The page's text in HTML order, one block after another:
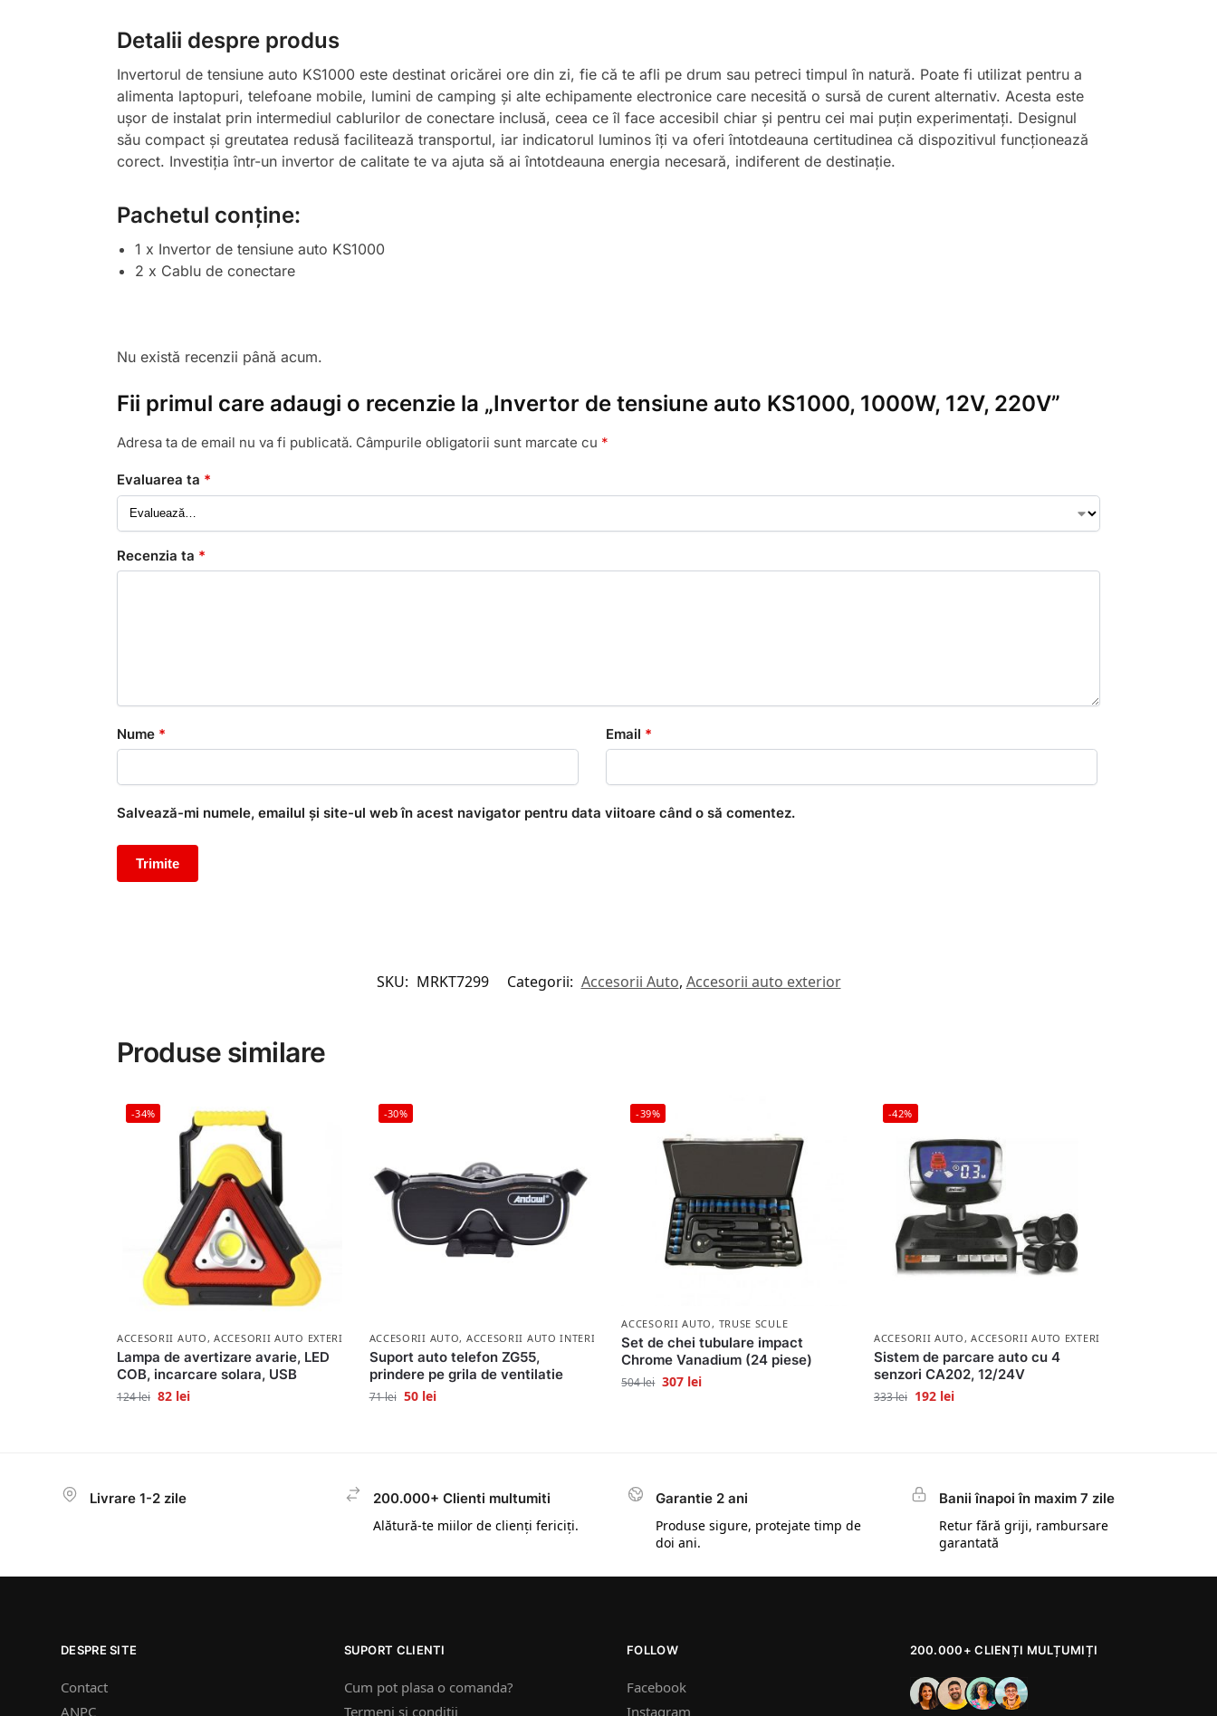
Detalii despre produs
Invertorul de tensiune auto KS1000 este destinat oricărei ore din zi, fie că te afli pe drum sau petreci timpul în natură. Poate fi utilizat pentru a
alimenta laptopuri, telefoane mobile, lumini de camping și alte echipamente electronice care necesită o sursă de curent alternativ. Acesta este
ușor de instalat prin intermediul cablurilor de conectare inclusă, ceea ce îl face accesibil chiar și pentru cei mai puțin experimentați. Designul
său compact și greutatea redusă facilitează transportul, iar indicatorul luminos îți va oferi întotdeauna certitudinea că dispozitivul funcționează
corect. Investiția într-un invertor de calitate te va ajuta să ai întotdeauna energia necesară, indiferent de destinație.
Pachetul conține:
1 x Invertor de tensiune auto KS1000
2 x Cablu de conectare
Nu există recenzii până acum.
Fii primul care adaugi o recenzie la „Invertor de tensiune auto KS1000, 1000W, 12V, 220V”
Adresa ta de email nu va fi publicată. Câmpurile obligatorii sunt marcate cu *
Evaluarea ta *
Recenzia ta *
Nume * Email *
Salvează-mi numele, emailul și site-ul web în acest navigator pentru data viitoare când o să comentez.
SKU: MRKT7299 Categorii: Accesorii Auto, Accesorii auto exterior
Produse similare
-34%
ACCESORII AUTO ,ACCESORII AUTO EXTERIOR
Lampa de avertizare avarie, LED
COB, incarcare solara, USB
124lei 82 lei
-30%
ACCESORII AUTO, ACCESORII AUTO INTERIOR
Suport auto telefon ZG55,
prindere pe grila de ventilatie
71lei 50 lei
-39%
ACCESORII AUTO, TRUSE SCULE
Set de chei tubulare impact
Chrome Vanadium (24 piese)
504lei 307 lei
-42%
ACCESORII AUTO ,ACCESORII AUTO EXTERIOR
Sistem de parcare auto cu 4
senzori CA202, 12/24V
333lei 192 lei
Livrare 1-2 zile
200.000+ Clienti multumiti
Alătură-te miilor de clienți fericiți.
Garantie 2 ani
Produse sigure, protejate timp de
doi ani.
Banii înapoi în maxim 7 zile
Retur fără griji, rambursare
garantată
DESPRE SITE
Contact
ANPC
SUPORT CLIENTI
Cum pot plasa o comanda?
Termeni si conditii
FOLLOW
Facebook
Instagram
200.000+ CLIENȚI MULȚUMIȚI